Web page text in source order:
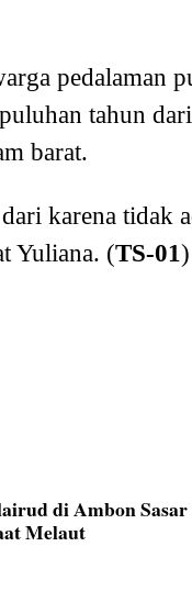
pedalaman
tahun
barat.
karena tidak
Yuliana. (TS-01)
di Ambon Sasar
Melaut